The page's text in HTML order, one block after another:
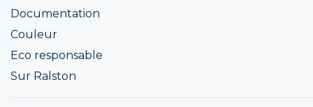
Documentation
Couleur
Eco responsable
Sur Ralston